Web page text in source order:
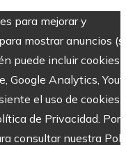
para mejorar y
mostrar anuncios
puede incluir cookies
Google Analytics,
el uso de cookies.
de Privacidad. Por
consultar nuestra